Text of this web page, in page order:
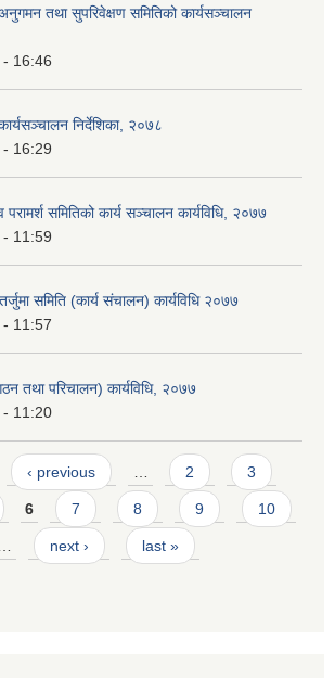
तथा सुपरिवेक्षण समितिको कार्यसञ्चालन
16:46
निर्देशिका, २०७८
16:29
समितिको कार्य सञ्चालन कार्यविधि, २०७७
11:59
समिति (कार्य संचालन) कार्यविधि २०७७
11:57
तथा परिचालन) कार्यविधि, २०७७
11:20
‹ previous 2 3
6 7 8 9 10
next › last »